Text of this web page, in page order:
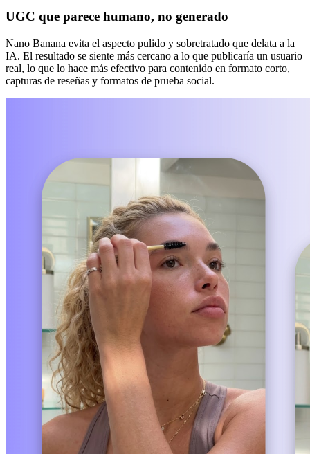
UGC que parece humano, no generado
Nano Banana evita el aspecto pulido y sobretratado que delata a la
IA. El resultado se siente más cercano a lo que publicaría un usuario
real, lo que lo hace más efectivo para contenido en formato corto,
capturas de reseñas y formatos de prueba social.